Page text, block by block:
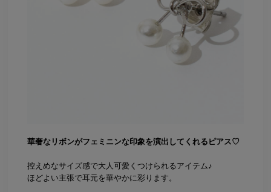
華奢なリボンがフェミニンな印象を演出してくれるピアス♡
控えめなサイズ感で大人可愛くつけられるアイテム♪
ほどよい主張で耳元を華やかに彩ります。